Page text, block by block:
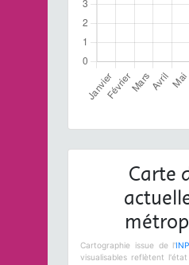
Carte
Cartographie issue de l'
visualisables reflètent